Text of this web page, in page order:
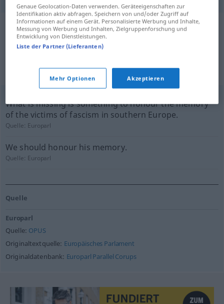
Beispielsätze aus externen Quellen
für "ehrend"
geprüft)
What is missing is something to honour the memory
of the victims of fascism in southern Europe.
Quelle: Europarl
We should honour his memory.
Quelle: Europarl
Quelle
Europarl
Quelle: OPUS
Originaltextquelle: Europäisches Parlament
Originaldatenbank: Europarl Parallel Corups
Genaue Geolocation-Daten verwenden. Geräteeigenschaften zur
Identifikation aktiv abfragen. Speichern von und/oder Zugriff auf
Informationen auf einem Gerät. Personalisierte Werbung und Inhalte,
Messung von Werbung und Inhalten, Zielgruppenforschung und
Entwicklung von Dienstleistungen.
Liste der Partner (Lieferanten)
Mehr Optionen Akzeptieren